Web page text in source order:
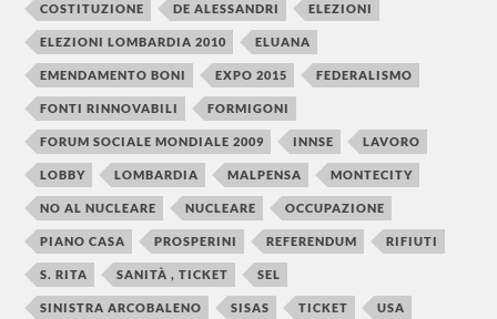
COSTITUZIONE DE ALESSANDRI ELEZIONI
ELEZIONI LOMBARDIA 2010 ELUANA
EMENDAMENTO BONI EXPO 2015 FEDERALISMO
FONTI RINNOVABILI FORMIGONI
FORUM SOCIALE MONDIALE 2009 INNSE LAVORO
LOBBY LOMBARDIA MALPENSA MONTECITY
NO AL NUCLEARE NUCLEARE OCCUPAZIONE
PIANO CASA PROSPERINI REFERENDUM RIFIUTI
S. RITA SANITÀ , TICKET SEL
SINISTRA ARCOBALENO SISAS TICKET USA